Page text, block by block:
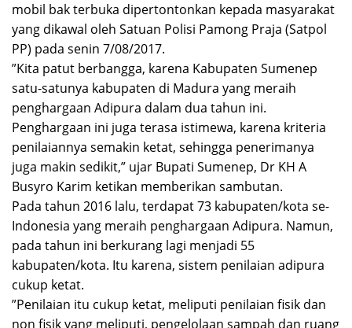
mobil bak terbuka dipertontonkan kepada masyarakat
yang dikawal oleh Satuan Polisi Pamong Praja (Satpol
PP) pada senin 7/08/2017.
”Kita patut berbangga, karena Kabupaten Sumenep
satu-satunya kabupaten di Madura yang meraih
penghargaan Adipura dalam dua tahun ini.
Penghargaan ini juga terasa istimewa, karena kriteria
penilaiannya semakin ketat, sehingga penerimanya
juga makin sedikit,” ujar Bupati Sumenep, Dr KH A
Busyro Karim ketikan memberikan sambutan.
Pada tahun 2016 lalu, terdapat 73 kabupaten/kota se-
Indonesia yang meraih penghargaan Adipura. Namun,
pada tahun ini berkurang lagi menjadi 55
kabupaten/kota. Itu karena, sistem penilaian adipura
cukup ketat.
”Penilaian itu cukup ketat, meliputi penilaian fisik dan
non fisik yang meliputi, pengelolaan sampah dan ruang